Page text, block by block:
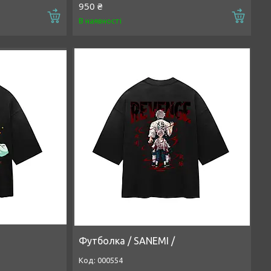
Купити
950 ₴
В наявності
Футболка / SANEMI /
000554